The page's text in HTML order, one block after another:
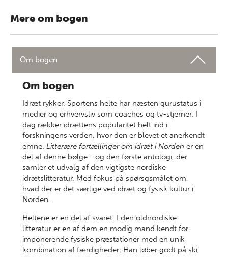
Mere om bogen
Om bogen
Om bogen
Idræt rykker. Sportens helte har næsten gurustatus i
medier og erhvervsliv som coaches og tv-stjerner. I
dag rækker idrættens popularitet helt ind i
forskningens verden, hvor den er blevet et anerkendt
emne. Litterære fortællinger om idræt i Norden er en
del af denne bølge - og den første antologi, der
samler et udvalg af den vigtigste nordiske
idrætslitteratur. Med fokus på spørsgsmålet om,
hvad der er det særlige ved idræt og fysisk kultur i
Norden.
Heltene er en del af svaret. I den oldnordiske
litteratur er en af dem en modig mand kendt for
imponerende fysiske præstationer med en unik
kombination af færdigheder: Han løber godt på ski,